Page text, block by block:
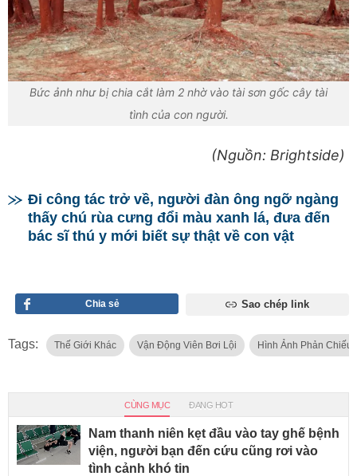
Bức ảnh như bị chia cắt làm 2 nhờ vào tài sơn gốc cây tài
tình của con người.
(Nguồn: Brightside)
Đi công tác trở về, người đàn ông ngỡ ngàng
thấy chú rùa cưng đổi màu xanh lá, đưa đến
bác sĩ thú y mới biết sự thật về con vật
Chia sẻ Sao chép link
Tags: Thế Giới Khác Vận Động Viên Bơi Lội Hình Ảnh Phản Chiếu
CÙNG MỤC ĐANG HOT
Nam thanh niên kẹt đầu vào tay ghế bệnh
viện, người bạn đến cứu cũng rơi vào
tình cảnh khó tin